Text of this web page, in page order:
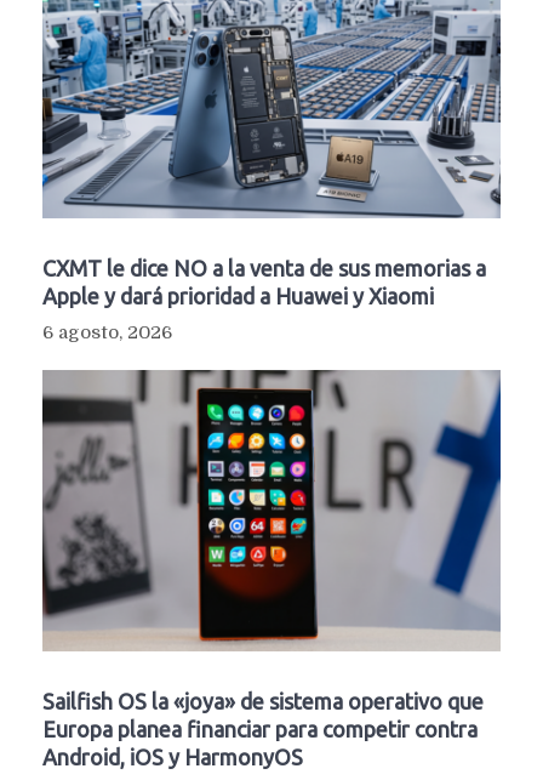
CXMT le dice NO a la venta de sus memorias a
Apple y dará prioridad a Huawei y Xiaomi
6 agosto, 2026
Sailfish OS la «joya» de sistema operativo que
Europa planea financiar para competir contra
Android, iOS y HarmonyOS